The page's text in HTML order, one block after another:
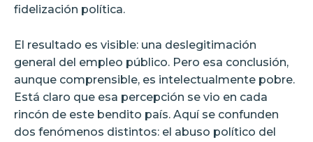
fidelización política.
El resultado es visible: una deslegitimación
general del empleo público. Pero esa conclusión,
aunque comprensible, es intelectualmente pobre.
Está claro que esa percepción se vio en cada
rincón de este bendito país. Aquí se confunden
dos fenómenos distintos: el abuso político del